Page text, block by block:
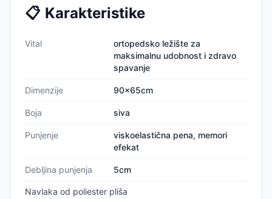
📋 Karakteristike
Vital
ortopedsko ležište za
maksimalnu udobnost i zdravo
spavanje
Dimenzije 90x65cm
Boja siva
Punjenje
viskoelastična pena, memori
efekat
Debljina punjenja 5cm
Navlaka od poliester pliša